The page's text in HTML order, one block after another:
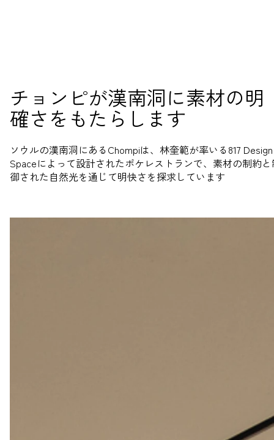
チョンピが漢南洞に素材の明
確さをもたらします
ソウルの漢南洞にあるChompiは、林奎範が率いる817 Design
Spaceによって設計されたポケレストランで、素材の制約
御された自然光を通じて明快さを探求しています